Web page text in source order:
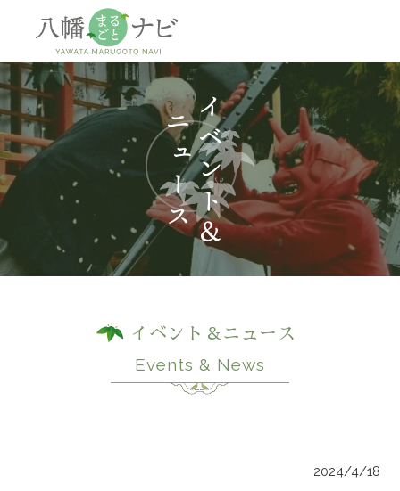
神社 観
イベント＆ニュース
Events & News
2024/4/18